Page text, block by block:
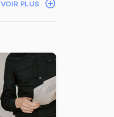
VOIR PLUS